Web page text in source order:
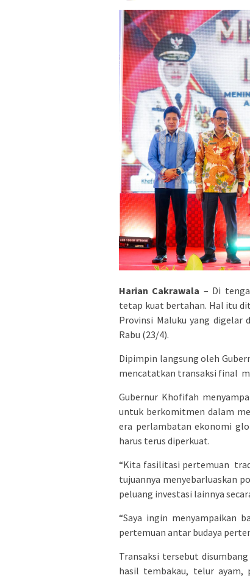
Harian Cakrawala – Di
tetap kuat bertahan. Hal itu
Provinsi Maluku yang digelar
Rabu (23/4).
Dipimpin langsung oleh
mencatatkan transaksi final
Gubernur Khofifah
untuk berkomitmen dalam
era perlambatan ekonomi
harus terus diperkuat.
“Kita fasilitasi pertemuan
tujuannya menyebarluaskan
peluang investasi lainnya
“Saya ingin menyampaikan
pertemuan antar budaya
Transaksi tersebut
hasil tembakau, telur ayam,